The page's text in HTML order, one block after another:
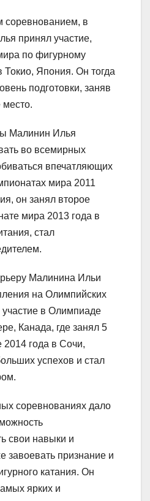
в
принял участие,
по фигурному
Токио, Япония. Он тогда
подготовки, заняв
место.
Малинин Илья
во всемирных
впечатляющих
мира 2011
он занял второе
мира 2013 года в
стал
Малинина Ильи
на Олимпийских
в Олимпиаде
Канада, где занял 5
года в Сочи,
успехов и стал
соревнованиях дало
свои навыки и
завоевать признание и
катания. Он
ярких и